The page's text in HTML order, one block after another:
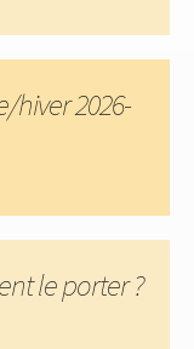
hiver 2026-
le porter ?